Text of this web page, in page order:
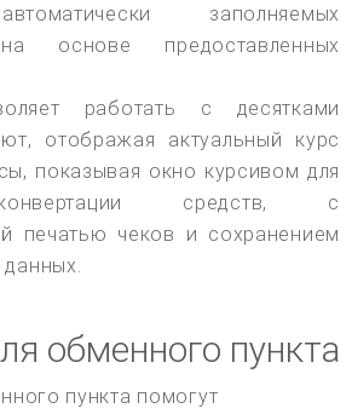
заполняемых
основе предоставленных
работать с десятками
отображая актуальный курс
показывая окно курсивом для
средств, с
печатью чеков и сохранением
обменного пункта
пункта помогут